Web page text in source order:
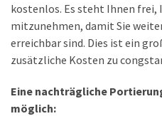
dir?
Kurzzeitreisende:
Welcher
Tarif
ist
kostenlos. Es steht Ihnen
mitzunehmen, damit Sie
erreichbar sind. Dies ist ein
zusätzliche Kosten zu
Eine nachträgliche
möglich: